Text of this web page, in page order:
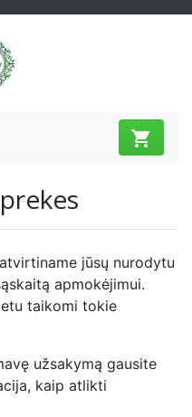
shopping_cart
jūsų nurodytu
apmokėjimui.
taikomi tokie
užsakymą gausite
kaip atlikti